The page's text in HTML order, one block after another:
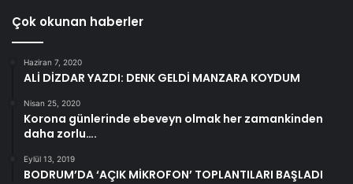
Çok okunan haberler
Haziran 7, 2020
ALİ DİZDAR YAZDI: DENK GELDİ MANZARA KOYDUM
Nisan 25, 2020
Korona günlerinde ebeveyn olmak her zamankinden
daha zorlu….
Eylül 13, 2019
BODRUM’DA ‘AÇIK MİKROFON’ TOPLANTILARI BAŞLADI